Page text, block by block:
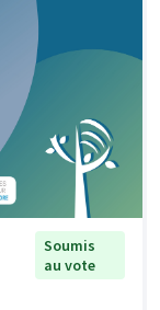
Soumis
au vote